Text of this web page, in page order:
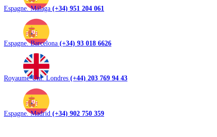
Espagne. Málaga (+34) 951 204 061
Espagne. Barcelona (+34) 93 018 6626
Royaume-Uni. Londres (+44) 203 769 94 43
Espagne. Madrid (+34) 902 750 359